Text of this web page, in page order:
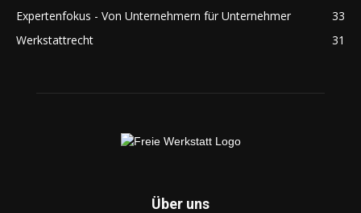
Expertenfokus - Von Unternehmern für Unternehmer
33
Werkstattrecht
31
Über uns